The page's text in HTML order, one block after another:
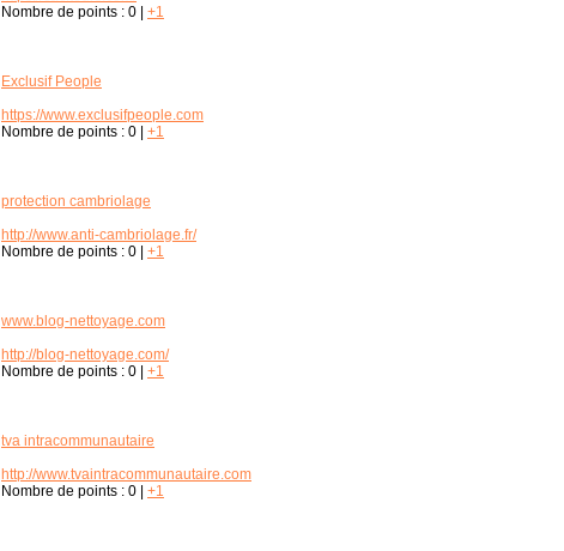
Nombre de points : 0 +1
Exclusif People
https://www.exclusifpeople.com
Nombre de points : 0 +1
protection cambriolage
http://www.anti-cambriolage.fr/
Nombre de points : 0 +1
www.blog-nettoyage.com
http://blog-nettoyage.com/
Nombre de points : 0 +1
tva intracommunautaire
http://www.tvaintracommunautaire.com
Nombre de points : 0 +1